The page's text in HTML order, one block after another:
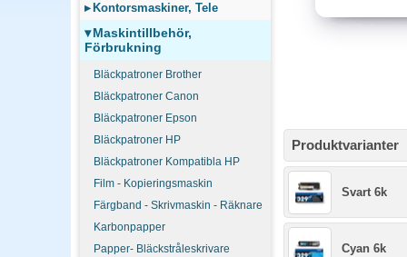
▸ Kontorsmaskiner, Tele
▾Maskintillbehör,
Förbrukning
Bläckpatroner Brother
Bläckpatroner Canon
Bläckpatroner Epson
Bläckpatroner HP
Bläckpatroner Kompatibla HP
Film - Kopieringsmaskin
Färgband - Skrivmaskin - Räknare
Karbonpapper
Papper- Bläckstråleskrivare
Produktvarianter
Svart 6k
Cyan 6k